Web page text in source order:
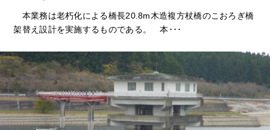
本業務は老朽化による橋長20.8m木造複方杖橋のこおろぎ橋
架替え設計を実施するものである。 本･･･